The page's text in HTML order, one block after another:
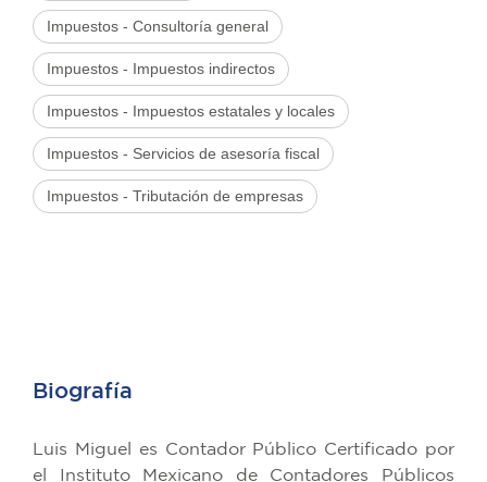
Impuestos - Consultoría general
Impuestos - Impuestos indirectos
Impuestos - Impuestos estatales y locales
Impuestos - Servicios de asesoría fiscal
Impuestos - Tributación de empresas
Biografía
Luis Miguel es Contador Público Certificado por
el Instituto Mexicano de Contadores Públicos